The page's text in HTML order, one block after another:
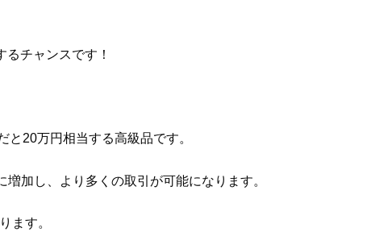
チャンスです！
20万円相当する高級品です。
加し、より多くの取引が可能になります。
ます。